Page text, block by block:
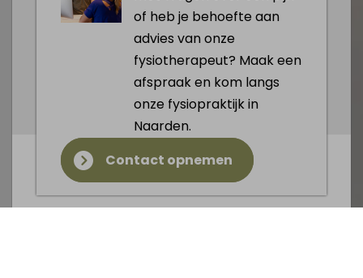
of heb je behoefte aan
advies van onze
fysiotherapeut? Maak een
afspraak en kom langs
onze fysiopraktijk in
Naarden.
Contact opnemen